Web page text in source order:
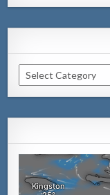
Categorianan